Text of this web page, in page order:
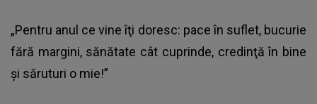
„Pentru anul ce vine îţi doresc: pace în suflet, bucurie
fără margini, sănătate cât cuprinde, credinţă în bine
şi săruturi o mie!”